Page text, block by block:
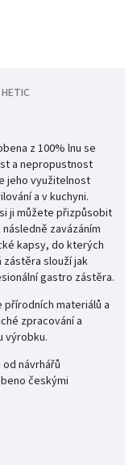
z 100% lnu se
a nepropustnost
jeho využitelnost
a v kuchyni.
ji můžete přizpůsobit
zavázáním
kapsy, do kterých
slouží jak
gastro zástěra.
materiálů a
zpracování a
výrobku.
návrhářů
českými